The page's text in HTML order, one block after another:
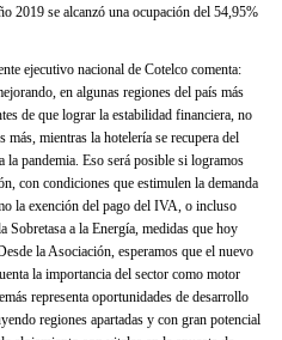
2019 se alcanzó una ocupación del 54,95%
ejecutivo nacional de Cotelco comenta:
en algunas regiones del país más
de que lograr la estabilidad financiera, no
más, mientras la hotelería se recupera del
pandemia. Eso será posible si logramos
con condiciones que estimulen la demanda
la exención del pago del IVA, o incluso
Sobretasa a la Energía, medidas que hoy
la Asociación, esperamos que el nuevo
la importancia del sector como motor
representa oportunidades de desarrollo
regiones apartadas y con gran potencial